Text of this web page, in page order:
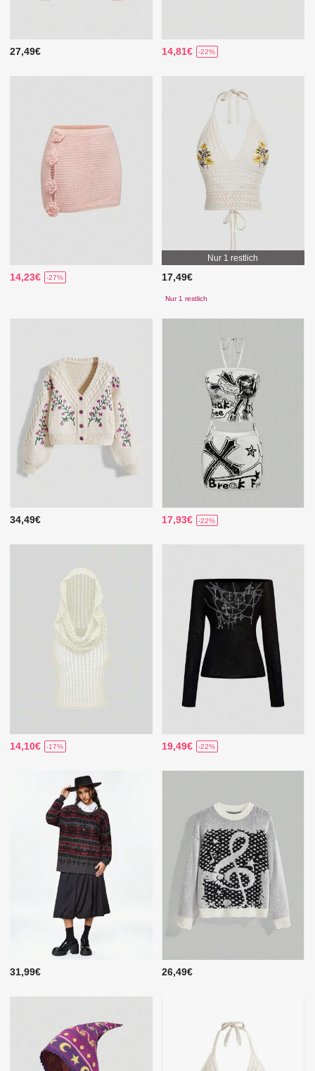
27,49€ 14,81€ -22%
14,23€ -27%
Nur 1 restlich
17,49€
Nur 1 restlich
34,49€ 17,93€ -22%
14,10€ -17% 19,49€ -22%
31,99€ 26,49€